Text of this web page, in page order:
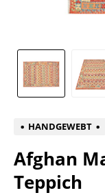
HANDGEWEBT
Afghan
Teppich